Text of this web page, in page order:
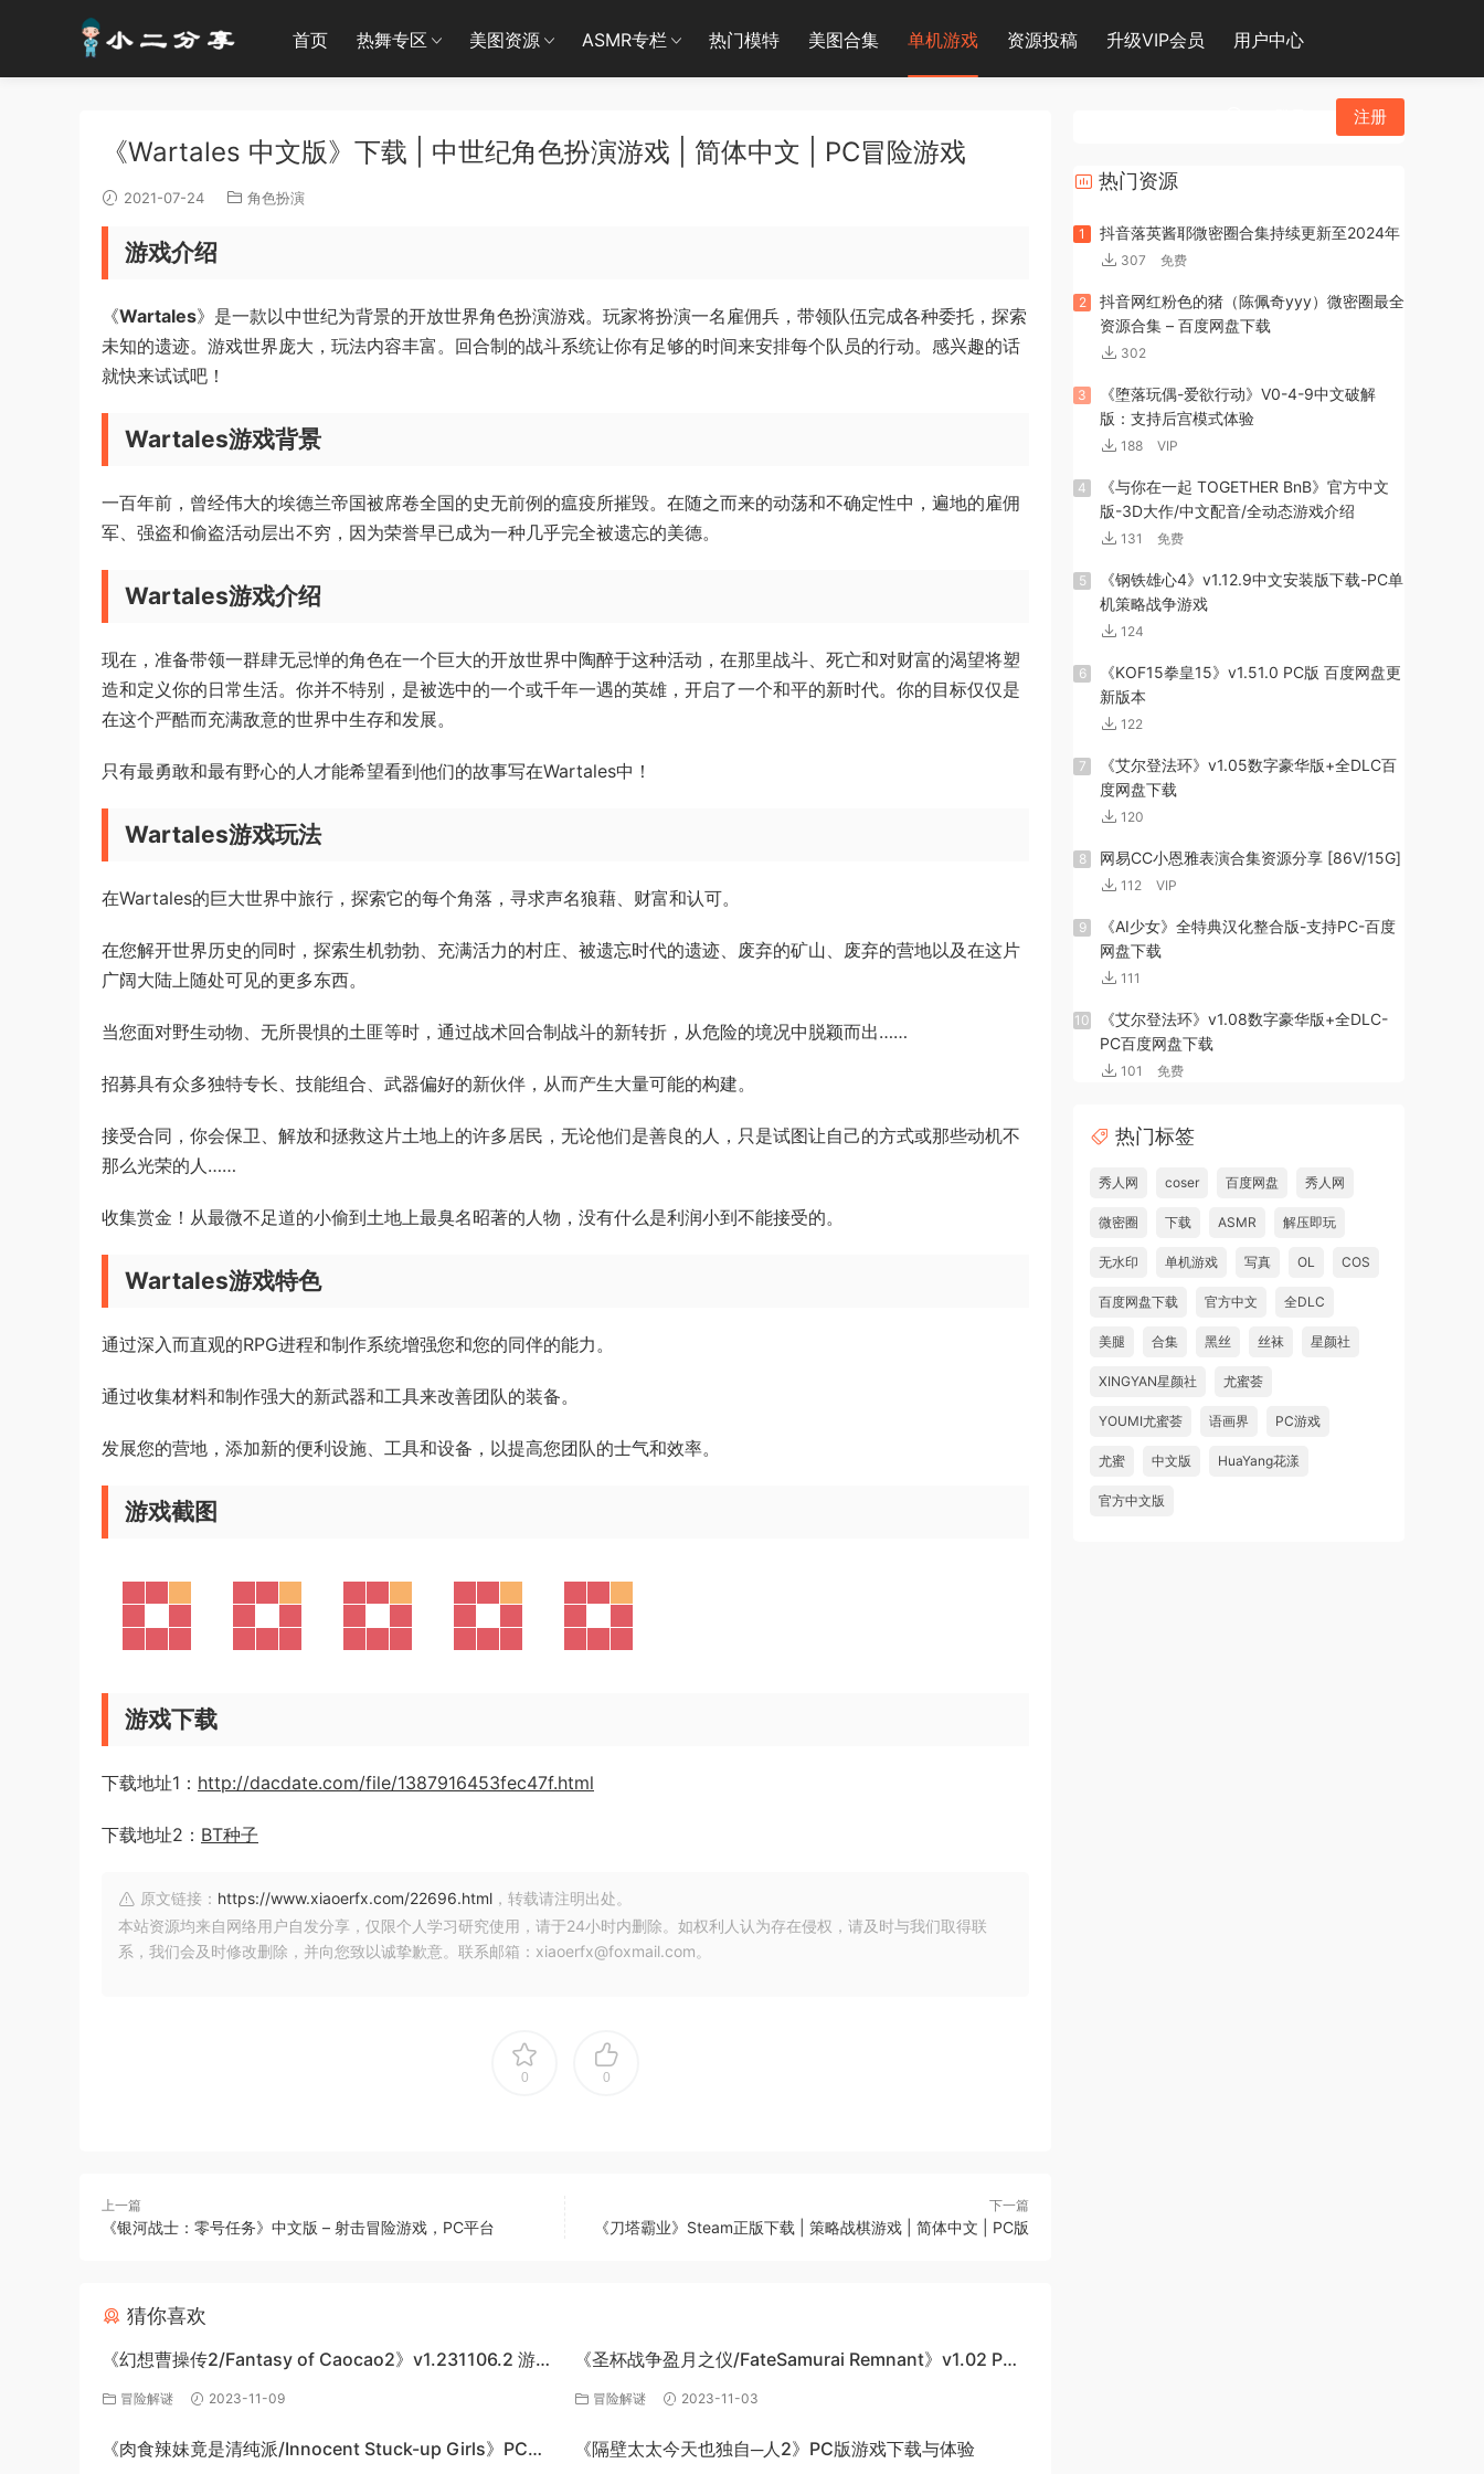
首页 热舞专区 美图资源 ASMR专栏 热门模特 美图合集 单机游戏 资源投稿 升级VIP会员 用户中心
注册
《Wartales 中文版》下载 | 中世纪角色扮演游戏 | 简体中文 | PC冒险游戏
2021-07-24 角色扮演
游戏介绍
《Wartales》是一款以中世纪为背景的开放世界角色扮演游戏。玩家将扮演一名雇佣兵，带领队伍完成各种委托，探索
未知的遗迹。游戏世界庞大，玩法内容丰富。回合制的战斗系统让你有足够的时间来安排每个队员的行动。感兴趣的话
就快来试试吧！
Wartales游戏背景
一百年前，曾经伟大的埃德兰帝国被席卷全国的史无前例的瘟疫所摧毁。在随之而来的动荡和不确定性中，遍地的雇佣
军、强盗和偷盗活动层出不穷，因为荣誉早已成为一种几乎完全被遗忘的美德。
Wartales游戏介绍
现在，准备带领一群肆无忌惮的角色在一个巨大的开放世界中陶醉于这种活动，在那里战斗、死亡和对财富的渴望将塑
造和定义你的日常生活。你并不特别，是被选中的一个或千年一遇的英雄，开启了一个和平的新时代。你的目标仅仅是
在这个严酷而充满敌意的世界中生存和发展。
只有最勇敢和最有野心的人才能希望看到他们的故事写在Wartales中！
Wartales游戏玩法
在Wartales的巨大世界中旅行，探索它的每个角落，寻求声名狼藉、财富和认可。
在您解开世界历史的同时，探索生机勃勃、充满活力的村庄、被遗忘时代的遗迹、废弃的矿山、废弃的营地以及在这片
广阔大陆上随处可见的更多东西。
当您面对野生动物、无所畏惧的土匪等时，通过战术回合制战斗的新转折，从危险的境况中脱颖而出……
招募具有众多独特专长、技能组合、武器偏好的新伙伴，从而产生大量可能的构建。
接受合同，你会保卫、解放和拯救这片土地上的许多居民，无论他们是善良的人，只是试图让自己的方式或那些动机不
那么光荣的人……
收集赏金！从最微不足道的小偷到土地上最臭名昭著的人物，没有什么是利润小到不能接受的。
Wartales游戏特色
通过深入而直观的RPG进程和制作系统增强您和您的同伴的能力。
通过收集材料和制作强大的新武器和工具来改善团队的装备。
发展您的营地，添加新的便利设施、工具和设备，以提高您团队的士气和效率。
游戏截图
游戏下载
下载地址1： http://dacdate.com/file/1387916453fec47f.html
下载地址2： BT种子
原文链接： https://www.xiaoerfx.com/22696.html ，转载请注明出处。
本站资源均来自网络用户自发分享，仅限个人学习研究使用，请于24小时内删除。如权利人认为存在侵权，请及时与我们取得联
系，我们会及时修改删除，并向您致以诚挚歉意。联系邮箱：xiaoerfx@foxmail.com。
0 0
上一篇
《银河战士：零号任务》中文版 – 射击冒险游戏，PC平台
下一篇
《刀塔霸业》Steam正版下载 | 策略战棋游戏 | 简体中文 | PC版
猜你喜欢
《幻想曹操传2/Fantasy of Caocao2》v1.231106.2 游戏
下载与介绍
冒险解谜 2023-11-09
《圣杯战争盈月之仪/FateSamurai Remnant》v1.02 PC
单机游戏下载
冒险解谜 2023-11-03
《肉食辣妹竟是清纯派/Innocent Stuck-up Girls》PC单
《隔壁太太今天也独自─人2》PC版游戏下载与体验
热门资源
1 抖音落英酱耶微密圈合集持续更新至2024年
307 免费
2
抖音网红粉色的猪（陈佩奇yyy）微密圈最全
资源合集 – 百度网盘下载
302
3
《堕落玩偶-爱欲行动》V0-4-9中文破解
版：支持后宫模式体验
188 VIP
4
《与你在一起 TOGETHER BnB》官方中文
版-3D大作/中文配音/全动态游戏介绍
131 免费
5
《钢铁雄心4》v1.12.9中文安装版下载-PC单
机策略战争游戏
124
6
《KOF15拳皇15》v1.51.0 PC版 百度网盘更
新版本
122
7
《艾尔登法环》v1.05数字豪华版+全DLC百
度网盘下载
120
8 网易CC小恩雅表演合集资源分享 [86V/15G]
112 VIP
9
《AI少女》全特典汉化整合版-支持PC-百度
网盘下载
111
10
《艾尔登法环》v1.08数字豪华版+全DLC-
PC百度网盘下载
101 免费
热门标签
秀人网 coser 百度网盘 秀人网
微密圈 下载 ASMR 解压即玩
无水印 单机游戏 写真 OL COS
百度网盘下载 官方中文 全DLC
美腿 合集 黑丝 丝袜 星颜社
XINGYAN星颜社 尤蜜荟
YOUMI尤蜜荟 语画界 PC游戏
尤蜜 中文版 HuaYang花漾
官方中文版